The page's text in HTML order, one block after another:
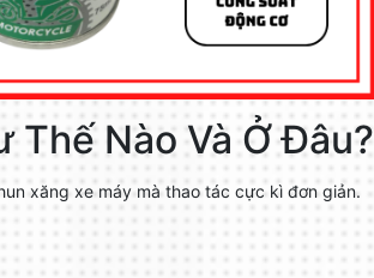
Thế Nào Và Ở Đâu?
xăng xe máy mà thao tác cực kì đơn giản.